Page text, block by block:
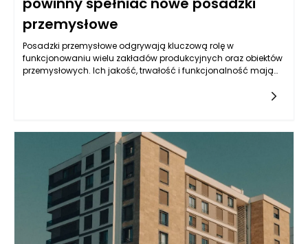
przemysłowe
Posadzki przemysłowe odgrywają kluczową rolę w
funkcjonowaniu wielu zakładów produkcyjnych oraz obiektów
przemysłowych. Ich jakość, trwałość i funkcjonalność mają
pracowników. Aby zapewnić wysoką jakość nowych posadzek
należy zweryfikować różne aspekty, które wpływają na
trwałość i użytkowość podłoża.